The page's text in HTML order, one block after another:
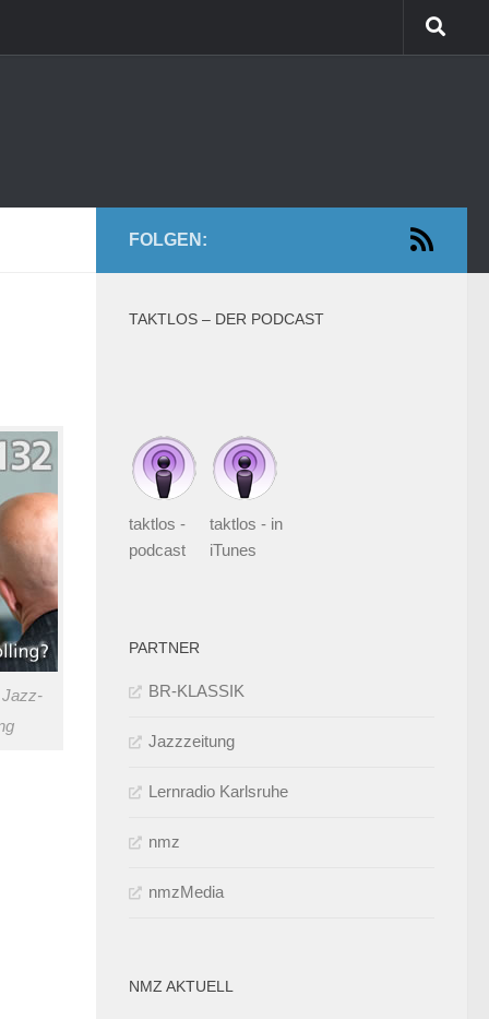
FOLGEN:
TAKTLOS – DER PODCAST
taktlos -
podcast
taktlos - in
iTunes
PARTNER
BR-KLASSIK
Jazzzeitung
Lernradio Karlsruhe
nmz
nmzMedia
NMZ AKTUELL